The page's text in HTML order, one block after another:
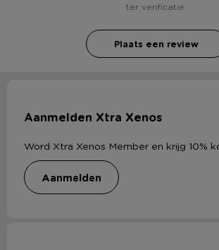
ter verificatie.
Plaats een review
Aanmelden Xtra Xenos
Word Xtra Xenos Member en krijg 10%
aanmelden